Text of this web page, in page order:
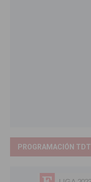
PROGRAMACIÓN TDT